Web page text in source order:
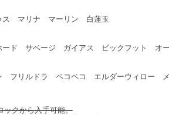
ス マリナ マーリン 白蓮玉
ド サベージ ガイアス ビックフット オ
フリルドラ ペコペコ エルダーウィロー メ
ックから入手可能。